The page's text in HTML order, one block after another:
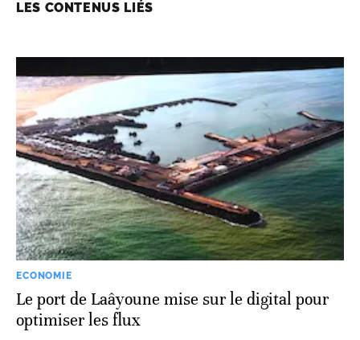
LES CONTENUS LIÉS
ECONOMIE
Le port de Laâyoune mise sur le digital pour
optimiser les flux